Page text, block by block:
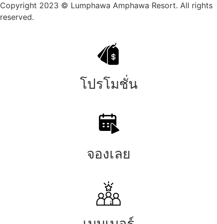
Copyright 2023 © Lumphawa Amphawa Resort. All rights
reserved.
โปรโมชั่น
จองเลย